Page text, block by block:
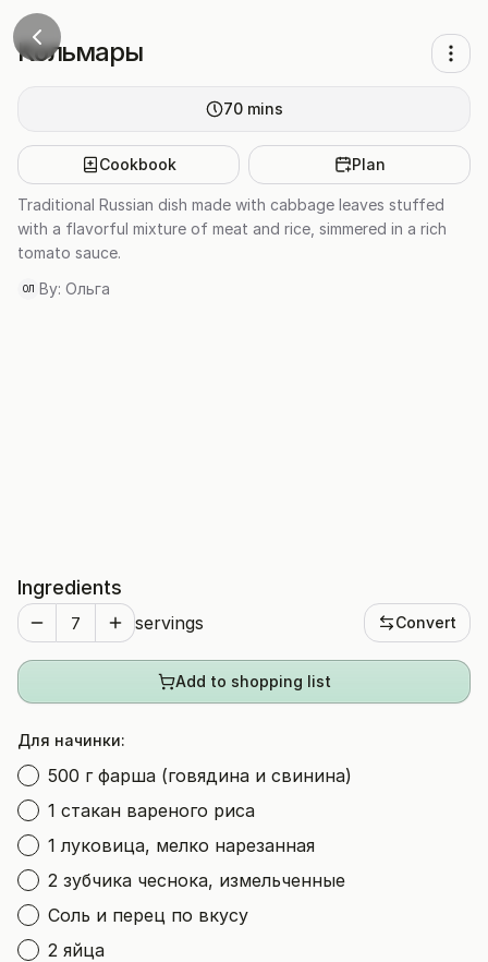
Кольмары
70 mins
Cookbook Plan
Traditional Russian dish made with cabbage leaves stuffed
with a flavorful mixture of meat and rice, simmered in a rich
tomato sauce.
ОЛ By: Ольга
Ingredients
servings Convert
Add to shopping list
Для начинки:
500 г фарша (говядина и свинина)
1 стакан вареного риса
1 луковица, мелко нарезанная
2 зубчика чеснока, измельченные
Соль и перец по вкусу
2 яйца